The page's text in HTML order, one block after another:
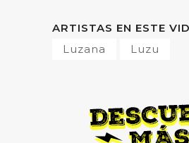
ARTISTAS EN ESTE
Luzana
Luzu